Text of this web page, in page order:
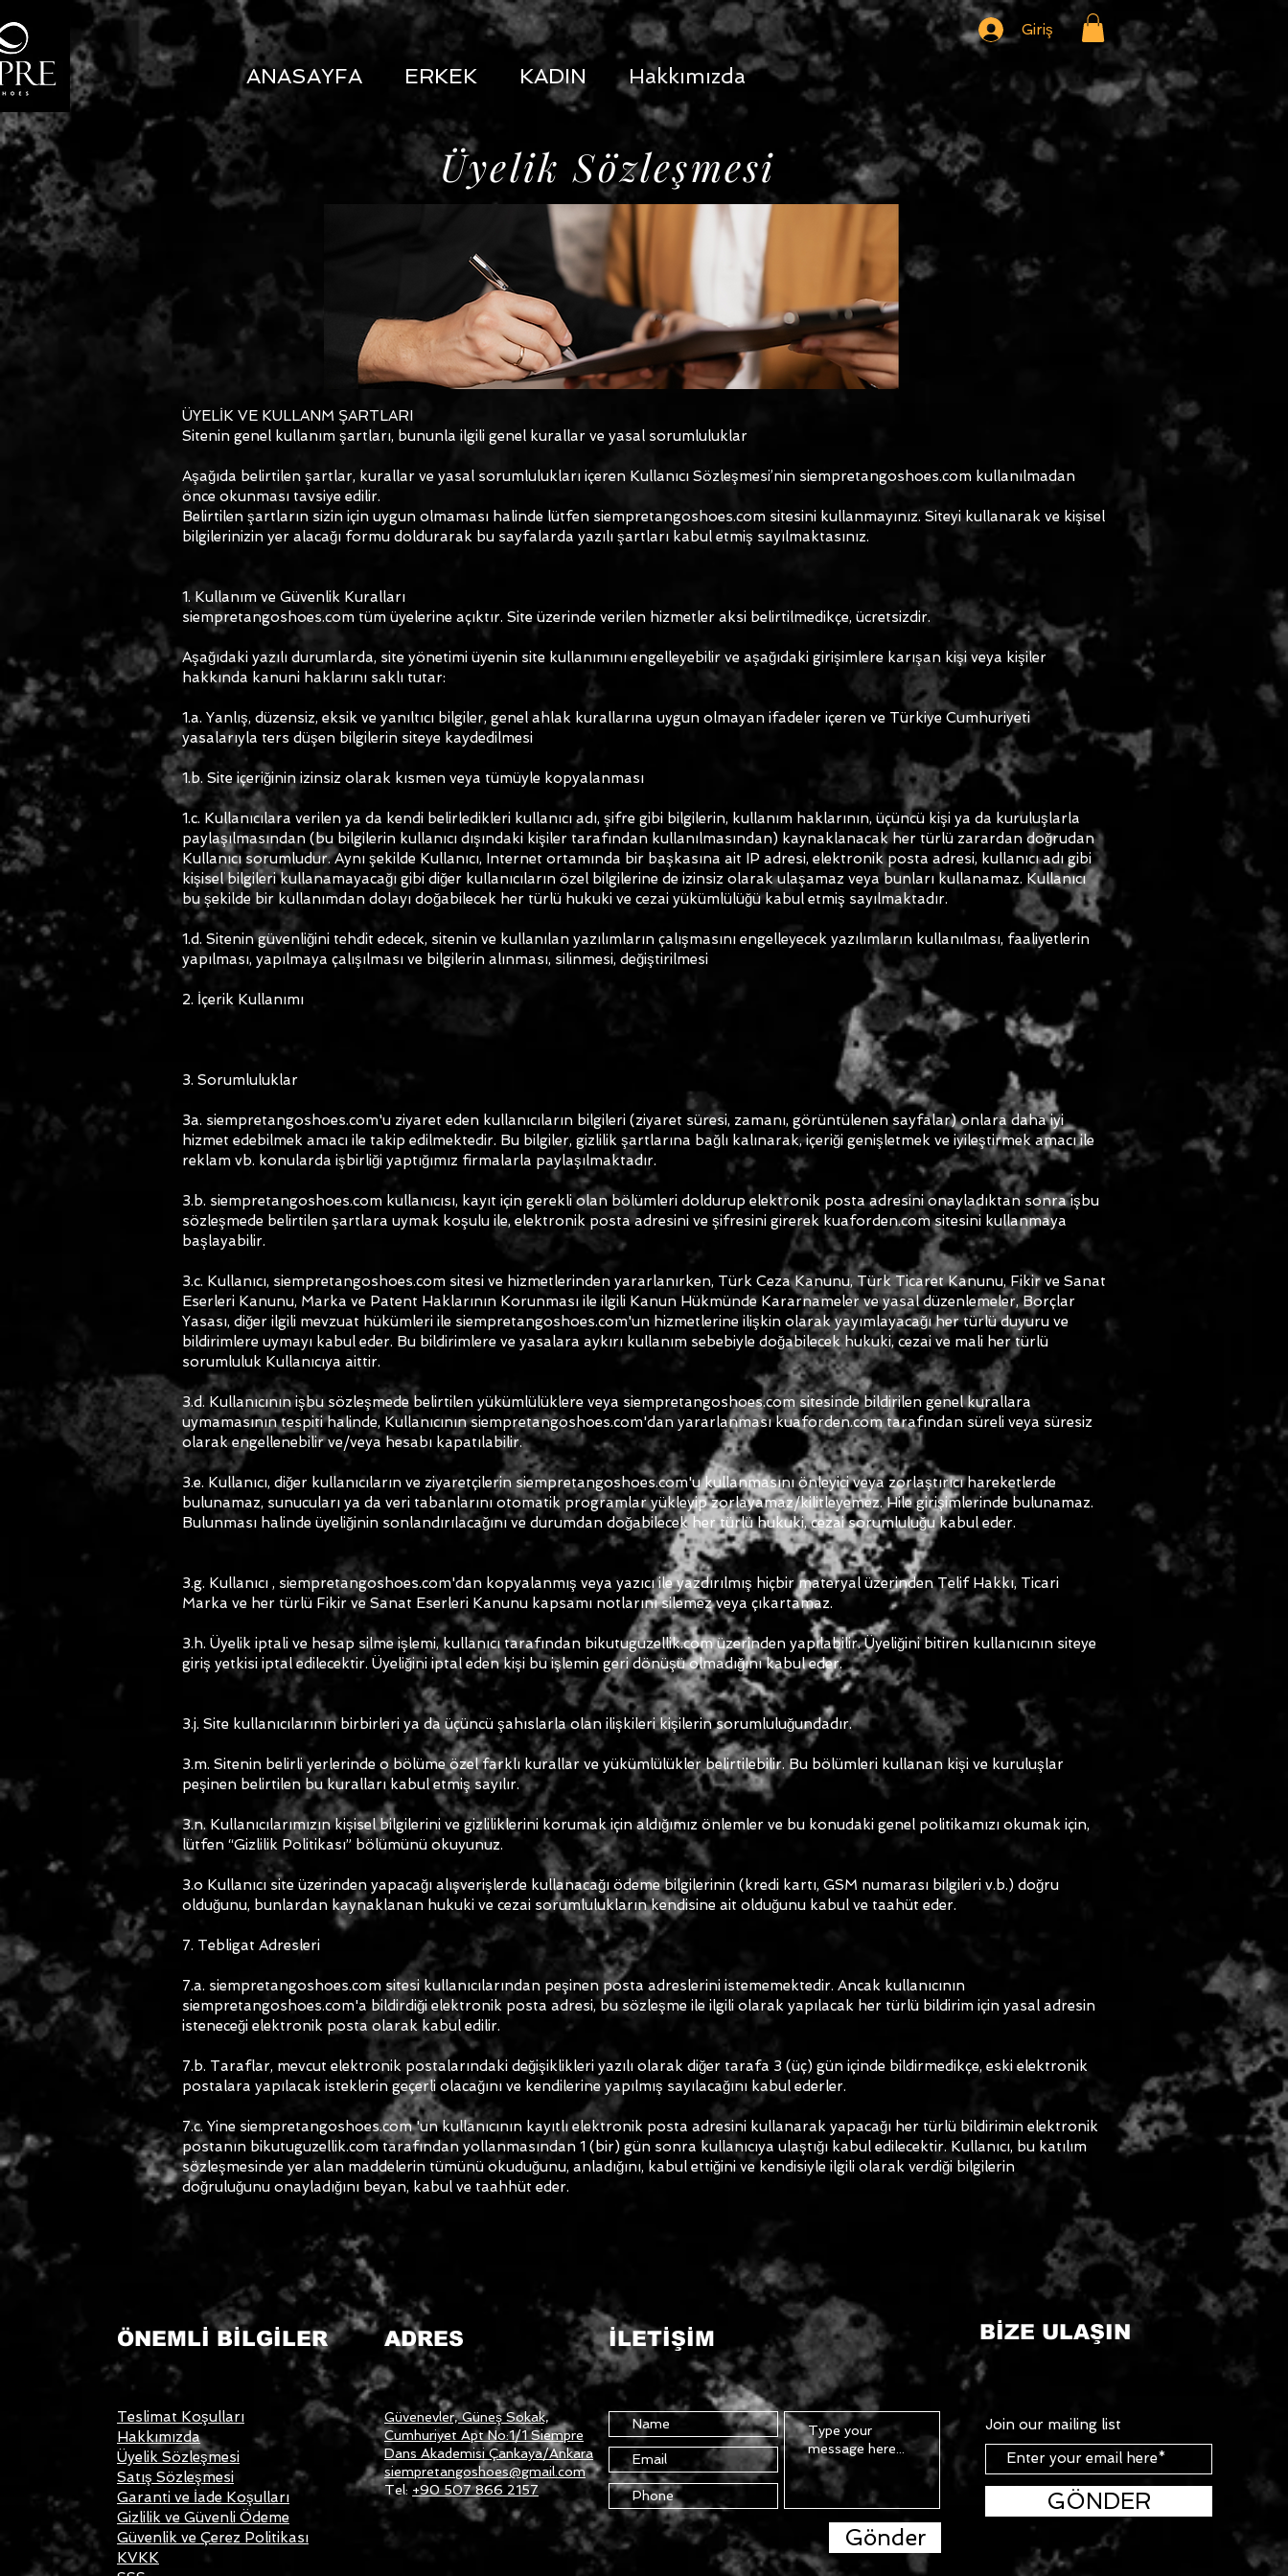
Giriş
ANASAYFA ERKEK KADIN Hakkımızda
Üyelik Sözleşmesi
ÜYELİK VE KULLANM ŞARTLARI
Sitenin genel kullanım şartları, bununla ilgili genel kurallar ve yasal sorumluluklar
Aşağıda belirtilen şartlar, kurallar ve yasal sorumlulukları içeren Kullanıcı Sözleşmesi’nin siempretangoshoes.com kullanılmadan
önce okunması tavsiye edilir.
Belirtilen şartların sizin için uygun olmaması halinde lütfen siempretangoshoes.com sitesini kullanmayınız. Siteyi kullanarak ve kişisel
bilgilerinizin yer alacağı formu doldurarak bu sayfalarda yazılı şartları kabul etmiş sayılmaktasınız.
1. Kullanım ve Güvenlik Kuralları
siempretangoshoes.com tüm üyelerine açıktır. Site üzerinde verilen hizmetler aksi belirtilmedikçe, ücretsizdir.
Aşağıdaki yazılı durumlarda, site yönetimi üyenin site kullanımını engelleyebilir ve aşağıdaki girişimlere karışan kişi veya kişiler
hakkında kanuni haklarını saklı tutar:
1.a. Yanlış, düzensiz, eksik ve yanıltıcı bilgiler, genel ahlak kurallarına uygun olmayan ifadeler içeren ve Türkiye Cumhuriyeti
yasalarıyla ters düşen bilgilerin siteye kaydedilmesi
1.b. Site içeriğinin izinsiz olarak kısmen veya tümüyle kopyalanması
1.c. Kullanıcılara verilen ya da kendi belirledikleri kullanıcı adı, şifre gibi bilgilerin, kullanım haklarının, üçüncü kişi ya da kuruluşlarla
paylaşılmasından (bu bilgilerin kullanıcı dışındaki kişiler tarafından kullanılmasından) kaynaklanacak her türlü zarardan doğrudan
Kullanıcı sorumludur. Aynı şekilde Kullanıcı, Internet ortamında bir başkasına ait IP adresi, elektronik posta adresi, kullanıcı adı gibi
kişisel bilgileri kullanamayacağı gibi diğer kullanıcıların özel bilgilerine de izinsiz olarak ulaşamaz veya bunları kullanamaz. Kullanıcı
bu şekilde bir kullanımdan dolayı doğabilecek her türlü hukuki ve cezai yükümlülüğü kabul etmiş sayılmaktadır.
1.d. Sitenin güvenliğini tehdit edecek, sitenin ve kullanılan yazılımların çalışmasını engelleyecek yazılımların kullanılması, faaliyetlerin
yapılması, yapılmaya çalışılması ve bilgilerin alınması, silinmesi, değiştirilmesi
2. İçerik Kullanımı
3. Sorumluluklar
3a. siempretangoshoes.com'u ziyaret eden kullanıcıların bilgileri (ziyaret süresi, zamanı, görüntülenen sayfalar) onlara daha iyi
hizmet edebilmek amacı ile takip edilmektedir. Bu bilgiler, gizlilik şartlarına bağlı kalınarak, içeriği genişletmek ve iyileştirmek amacı ile
reklam vb. konularda işbirliği yaptığımız firmalarla paylaşılmaktadır.
3.b. siempretangoshoes.com kullanıcısı, kayıt için gerekli olan bölümleri doldurup elektronik posta adresini onayladıktan sonra işbu
sözleşmede belirtilen şartlara uymak koşulu ile, elektronik posta adresini ve şifresini girerek kuaforden.com sitesini kullanmaya
başlayabilir.
3.c. Kullanıcı, siempretangoshoes.com sitesi ve hizmetlerinden yararlanırken, Türk Ceza Kanunu, Türk Ticaret Kanunu, Fikir ve Sanat
Eserleri Kanunu, Marka ve Patent Haklarının Korunması ile ilgili Kanun Hükmünde Kararnameler ve yasal düzenlemeler, Borçlar
Yasası, diğer ilgili mevzuat hükümleri ile siempretangoshoes.com'un hizmetlerine ilişkin olarak yayımlayacağı her türlü duyuru ve
bildirimlere uymayı kabul eder. Bu bildirimlere ve yasalara aykırı kullanım sebebiyle doğabilecek hukuki, cezai ve mali her türlü
sorumluluk Kullanıcıya aittir.
3.d. Kullanıcının işbu sözleşmede belirtilen yükümlülüklere veya siempretangoshoes.com sitesinde bildirilen genel kurallara
uymamasının tespiti halinde, Kullanıcının siempretangoshoes.com'dan yararlanması kuaforden.com tarafından süreli veya süresiz
olarak engellenebilir ve/veya hesabı kapatılabilir.
3.e. Kullanıcı, diğer kullanıcıların ve ziyaretçilerin siempretangoshoes.com'u kullanmasını önleyici veya zorlaştırıcı hareketlerde
bulunamaz, sunucuları ya da veri tabanlarını otomatik programlar yükleyip zorlayamaz/kilitleyemez. Hile girişimlerinde bulunamaz.
Bulunması halinde üyeliğinin sonlandırılacağını ve durumdan doğabilecek her türlü hukuki, cezai sorumluluğu kabul eder.
3.g. Kullanıcı , siempretangoshoes.com'dan kopyalanmış veya yazıcı ile yazdırılmış hiçbir materyal üzerinden Telif Hakkı, Ticari
Marka ve her türlü Fikir ve Sanat Eserleri Kanunu kapsamı notlarını silemez veya çıkartamaz.
3.h. Üyelik iptali ve hesap silme işlemi, kullanıcı tarafından bikutuguzellik.com üzerinden yapılabilir. Üyeliğini bitiren kullanıcının siteye
giriş yetkisi iptal edilecektir. Üyeliğini iptal eden kişi bu işlemin geri dönüşü olmadığını kabul eder.
3.j. Site kullanıcılarının birbirleri ya da üçüncü şahıslarla olan ilişkileri kişilerin sorumluluğundadır.
3.m. Sitenin belirli yerlerinde o bölüme özel farklı kurallar ve yükümlülükler belirtilebilir. Bu bölümleri kullanan kişi ve kuruluşlar
peşinen belirtilen bu kuralları kabul etmiş sayılır.
3.n. Kullanıcılarımızın kişisel bilgilerini ve gizliliklerini korumak için aldığımız önlemler ve bu konudaki genel politikamızı okumak için,
lütfen “Gizlilik Politikası” bölümünü okuyunuz.
3.o Kullanıcı site üzerinden yapacağı alışverişlerde kullanacağı ödeme bilgilerinin (kredi kartı, GSM numarası bilgileri v.b.) doğru
olduğunu, bunlardan kaynaklanan hukuki ve cezai sorumlulukların kendisine ait olduğunu kabul ve taahüt eder.
7. Tebligat Adresleri
7.a. siempretangoshoes.com sitesi kullanıcılarından peşinen posta adreslerini istememektedir. Ancak kullanıcının
siempretangoshoes.com'a bildirdiği elektronik posta adresi, bu sözleşme ile ilgili olarak yapılacak her türlü bildirim için yasal adresin
isteneceği elektronik posta olarak kabul edilir.
7.b. Taraflar, mevcut elektronik postalarındaki değişiklikleri yazılı olarak diğer tarafa 3 (üç) gün içinde bildirmedikçe, eski elektronik
postalara yapılacak isteklerin geçerli olacağını ve kendilerine yapılmış sayılacağını kabul ederler.
7.c. Yine siempretangoshoes.com 'un kullanıcının kayıtlı elektronik posta adresini kullanarak yapacağı her türlü bildirimin elektronik
postanın bikutuguzellik.com tarafından yollanmasından 1 (bir) gün sonra kullanıcıya ulaştığı kabul edilecektir. Kullanıcı, bu katılım
sözleşmesinde yer alan maddelerin tümünü okuduğunu, anladığını, kabul ettiğini ve kendisiyle ilgili olarak verdiği bilgilerin
doğruluğunu onayladığını beyan, kabul ve taahhüt eder.
ÖNEMLİ BİLGİLER ADRES İLETİŞİM BİZE ULAŞIN
Teslimat Koşulları
Hakkımızda
Üyelik Sözleşmesi
Satış Sözleşmesi
Garanti ve İade Koşulları
Gizlilik ve Güvenli Ödeme
Güvenlik ve Çerez Politikası
KVKK
Güvenevler, Güneş Sokak,
Cumhuriyet Apt No:1/1 Siempre
Dans Akademisi Çankaya/Ankara
siempretangoshoes@gmail.com
Tel: +90 507 866 2157
Gönder
Join our mailing list
GÖNDER